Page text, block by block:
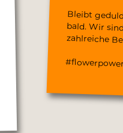
Bleibt
bald. Wir
zahlreiche